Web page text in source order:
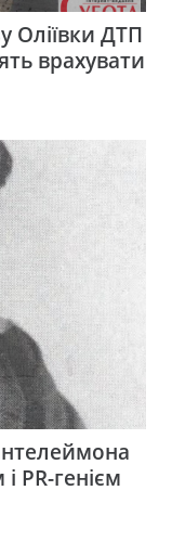
Оліївки ДТП
врахувати
PR-генієм